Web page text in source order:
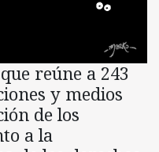
reúne a 243
y medios
de los
a la